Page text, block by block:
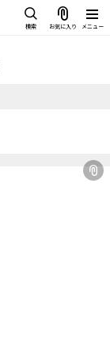
検索 お気に入り メニュー